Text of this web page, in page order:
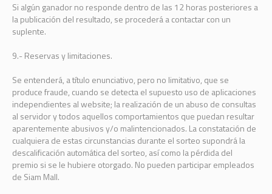
Si algún ganador no responde dentro de las 12 horas posteriores a
la publicación del resultado, se procederá a contactar con un
suplente.
9.- Reservas y limitaciones.
Se entenderá, a título enunciativo, pero no limitativo, que se
produce fraude, cuando se detecta el supuesto uso de aplicaciones
independientes al website; la realización de un abuso de consultas
al servidor y todos aquellos comportamientos que puedan resultar
aparentemente abusivos y/o malintencionados. La constatación de
cualquiera de estas circunstancias durante el sorteo supondrá la
descalificación automática del sorteo, así como la pérdida del
premio si se le hubiere otorgado. No pueden participar empleados
de Siam Mall.